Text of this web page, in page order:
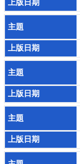
結
政
府
資
訊
公
法
令
規
章
性
別